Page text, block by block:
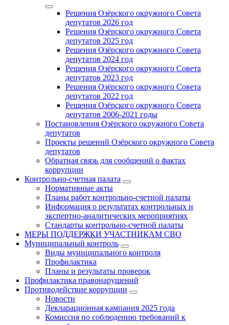
Решения Озёрского окружного Совета
депутатов 2026 год
Решения Озёрского окружного Совета
депутатов 2025 год
Решения Озёрского окружного Совета
депутатов 2024 год
Решения Озёрского окружного Совета
депутатов 2023 год
Решения Озёрского окружного Совета
депутатов 2022 год
Решения Озёрского окружного Совета
депутатов 2006-2021 годы
Постановления Озёрского окружного Совета
депутатов
Проекты решений Озёрского окружного Совета
депутатов
Обратная связь для сообщений о фактах
коррупции
Контрольно-счетная палата
Нормативные акты
Планы работ контрольно-счетной палаты
Информация о результатах контрольных и
экспертно-аналитических мероприятиях
Стандарты контрольно-счетной палаты
МЕРЫ ПОДДЕРЖКИ УЧАСТНИКАМ СВО
Муниципальный контроль
Виды муниципального контроля
Профилактика
Планы и результаты проверок
Профилактика правонарушений
Противодействие коррупции
Новости
Декларационная кампания 2025 года
Комиссия по соблюдению требований к